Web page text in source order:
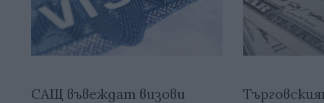
САЩ въвеждат визови